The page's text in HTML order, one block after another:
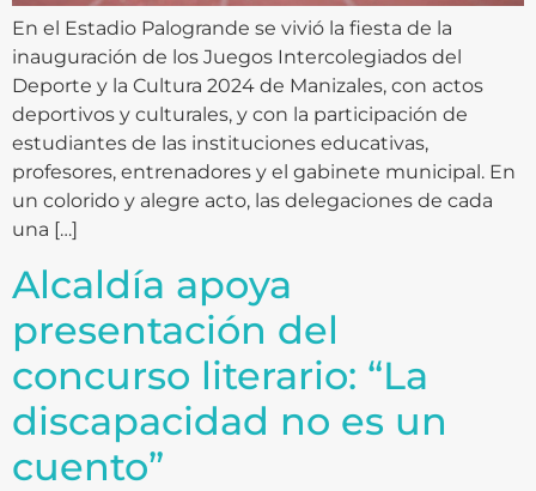
En el Estadio Palogrande se vivió la fiesta de la
inauguración de los Juegos Intercolegiados del
Deporte y la Cultura 2024 de Manizales, con actos
deportivos y culturales, y con la participación de
estudiantes de las instituciones educativas,
profesores, entrenadores y el gabinete municipal. En
un colorido y alegre acto, las delegaciones de cada
una […]
Alcaldía apoya
presentación del
concurso literario: “La
discapacidad no es un
cuento”